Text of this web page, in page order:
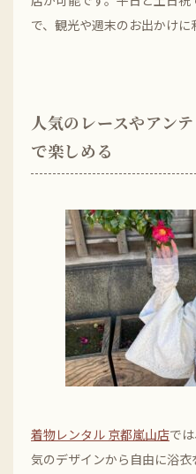
で、観光や週末のお出かけに
人気のレースやアン
で楽しめる
着物レンタル 京都嵐山店で
気のデザインから自由に浴